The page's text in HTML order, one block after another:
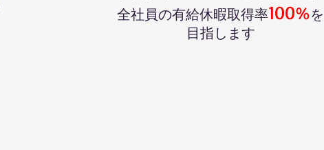
全社員の有給休暇取得率100%を
目指します